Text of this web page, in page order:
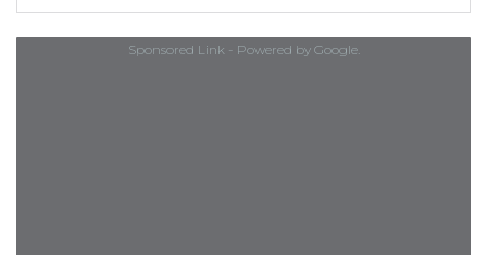
Sponsored Link - Powered by Google.